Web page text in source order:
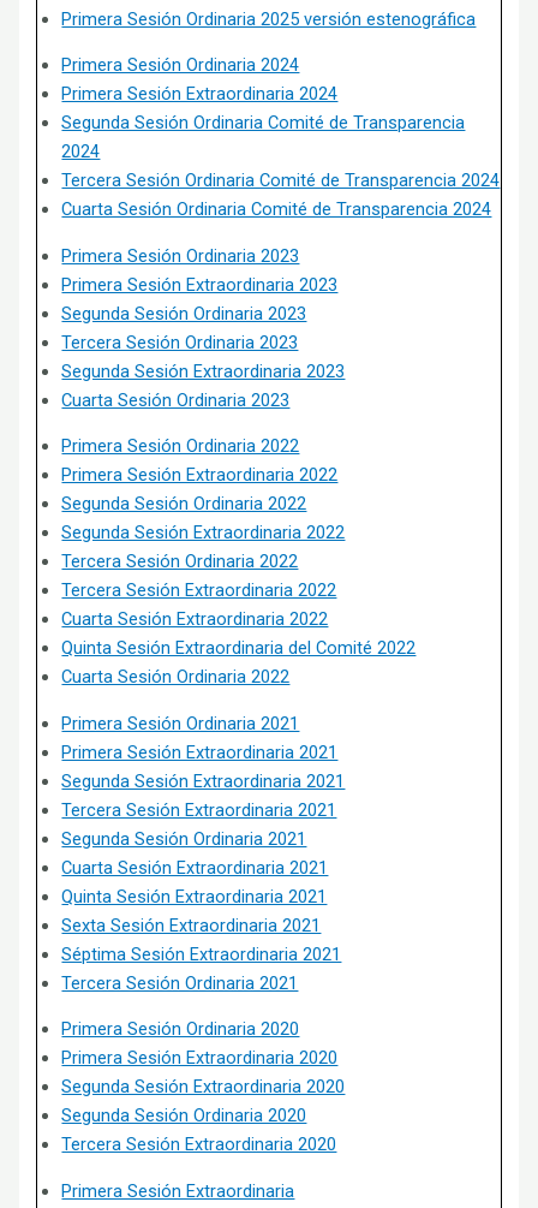
Primera Sesión Ordinaria 2025 versión estenográfica
Primera Sesión Ordinaria 2024
Primera Sesión Extraordinaria 2024
Segunda Sesión Ordinaria Comité de Transparencia
2024
Tercera Sesión Ordinaria Comité de Transparencia 2024
Cuarta Sesión Ordinaria Comité de Transparencia 2024
Primera Sesión Ordinaria 2023
Primera Sesión Extraordinaria 2023
Segunda Sesión Ordinaria 2023
Tercera Sesión Ordinaria 2023
Segunda Sesión Extraordinaria 2023
Cuarta Sesión Ordinaria 2023
Primera Sesión Ordinaria 2022
Primera Sesión Extraordinaria 2022
Segunda Sesión Ordinaria 2022
Segunda Sesión Extraordinaria 2022
Tercera Sesión Ordinaria 2022
Tercera Sesión Extraordinaria 2022
Cuarta Sesión Extraordinaria 2022
Quinta Sesión Extraordinaria del Comité 2022
Cuarta Sesión Ordinaria 2022
Primera Sesión Ordinaria 2021
Primera Sesión Extraordinaria 2021
Segunda Sesión Extraordinaria 2021
Tercera Sesión Extraordinaria 2021
Segunda Sesión Ordinaria 2021
Cuarta Sesión Extraordinaria 2021
Quinta Sesión Extraordinaria 2021
Sexta Sesión Extraordinaria 2021
Séptima Sesión Extraordinaria 2021
Tercera Sesión Ordinaria 2021
Primera Sesión Ordinaria 2020
Primera Sesión Extraordinaria 2020
Segunda Sesión Extraordinaria 2020
Segunda Sesión Ordinaria 2020
Tercera Sesión Extraordinaria 2020
Primera Sesión Extraordinaria